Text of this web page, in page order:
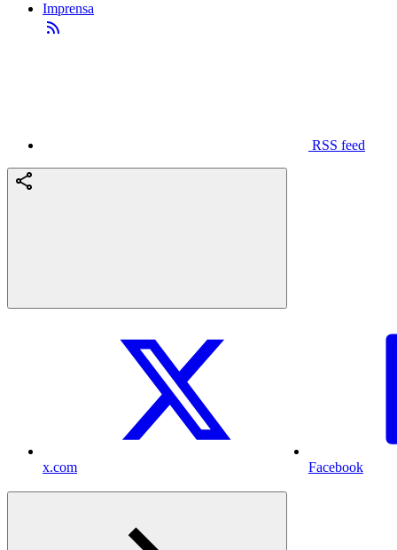
Imprensa
RSS feed
x.com Facebook